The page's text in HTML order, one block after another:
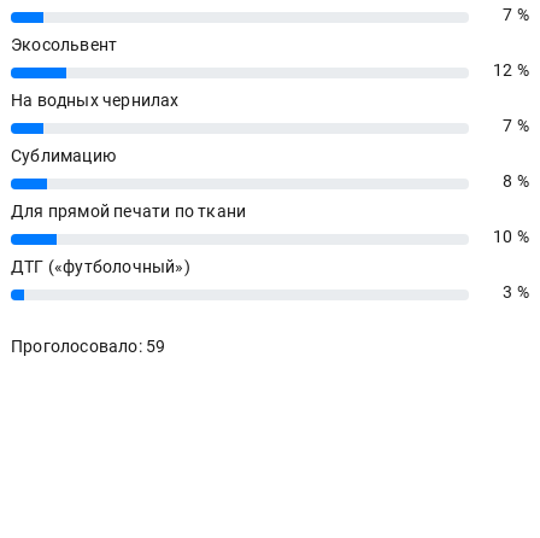
7%
7 %
Экосольвент
12%
12 %
На водных чернилах
7%
7 %
Сублимацию
8%
8 %
Для прямой печати по ткани
10%
10 %
ДТГ («футболочный»)
3% 3 %
Проголосовало: 59